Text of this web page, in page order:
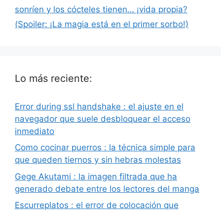
sonríen y los cócteles tienen… ¡vida propia?
(Spoiler: ¡La magia está en el primer sorbo!)
Lo más reciente:
Error during ssl handshake : el ajuste en el
navegador que suele desbloquear el acceso
inmediato
Como cocinar puerros : la técnica simple para
que queden tiernos y sin hebras molestas
Gege Akutami : la imagen filtrada que ha
generado debate entre los lectores del manga
Escurreplatos : el error de colocación que